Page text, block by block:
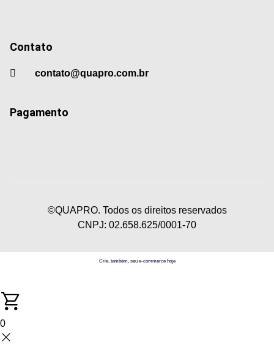
Contato
contato@quapro.com.br
Pagamento
©QUAPRO. Todos os direitos reservados
CNPJ: 02.658.625/0001-70
Crie, também, seu e-commerce hoje
0